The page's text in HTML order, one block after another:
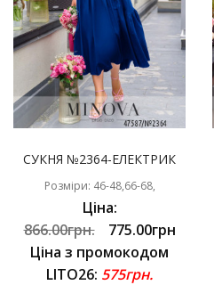
СУКНЯ №2364-ЕЛЕКТРИК
Розміри: 46-48,66-68,
Ціна:
866.00грн.
775.00грн
Ціна з промокодом
LITO26: 575грн.